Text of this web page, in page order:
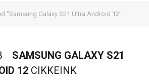
"Samsung Galaxy S21 Ultra Android 12"
SAMSUNG GALAXY S21
12 CIKKEINK